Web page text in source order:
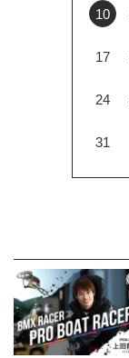
10
17
24
31